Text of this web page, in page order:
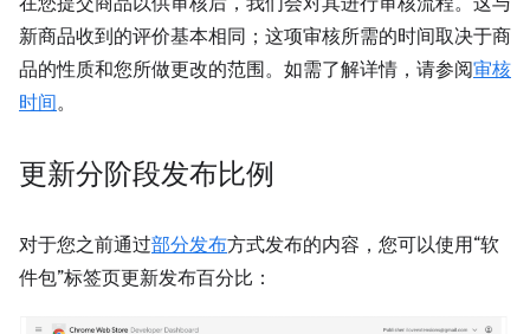
新商品收到的评价基本相同；这项审核所需的时间取决于商
品的性质和您所做更改的范围。如需了解详情，请参阅审核
时间。
更新分阶段发布比例
对于您之前通过部分发布方式发布的内容，您可以使用“软
件包”标签页更新发布百分比：